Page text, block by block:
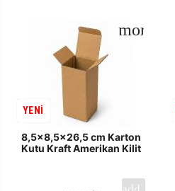
8,5x8,5x26,5 cm Karton
Kutu Kraft Amerikan Kilit
YENİ